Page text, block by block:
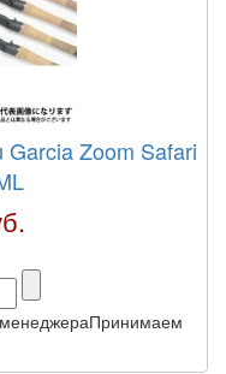
Zoom Safari
менеджераПринимаем